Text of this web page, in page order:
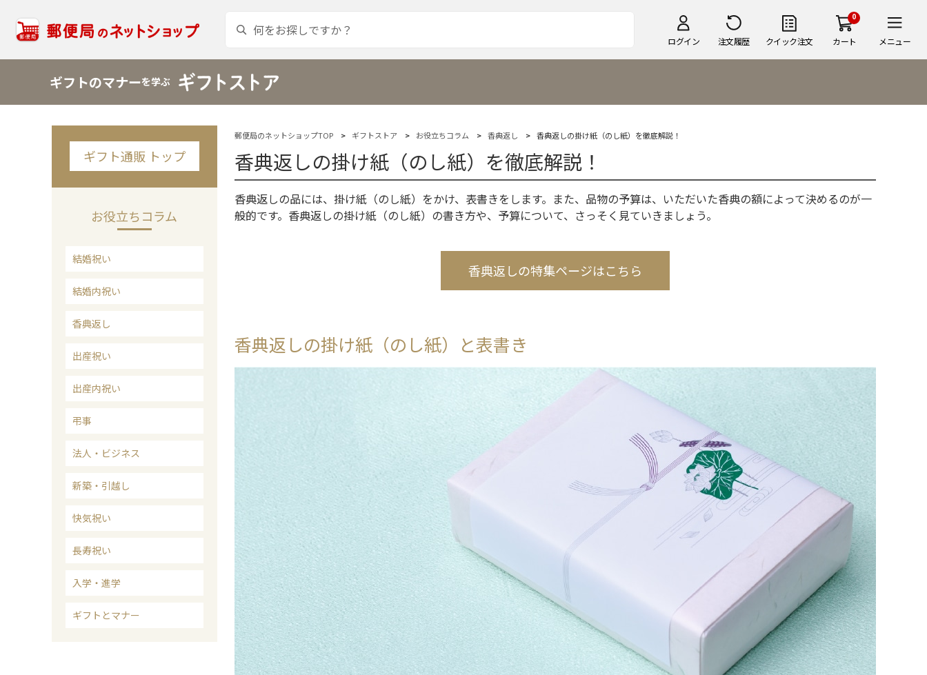
ログイン 注文履歴 クイック注文
0
カート メニュー
ギフトのマナーを学ぶ
ギフト通販 トップ
お役立ちコラム
結婚祝い
結婚内祝い
香典返し
出産祝い
出産内祝い
弔事
法人・ビジネス
新築・引越し
快気祝い
長寿祝い
入学・進学
ギフトとマナー
郵便局のネットショップTOP ギフトストア お役立ちコラム 香典返し 香典返しの掛け紙（のし紙）を徹底解説！
香典返しの掛け紙（のし紙）を徹底解説！
香典返しの品には、掛け紙（のし紙）をかけ、表書きをします。また、品物の予算は、いただいた香典の額によって決めるのが一
般的です。香典返しの掛け紙（のし紙）の書き方や、予算について、さっそく見ていきましょう。
香典返しの特集ページはこちら
香典返しの掛け紙（のし紙）と表書き